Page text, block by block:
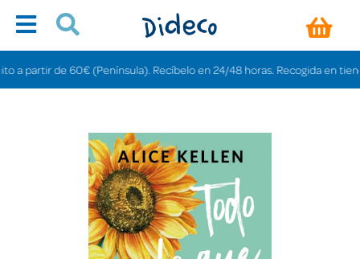
de 60€ (Península). Recíbelo en 24/48 horas. Recogida en tiendas